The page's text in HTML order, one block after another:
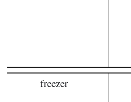
freezer